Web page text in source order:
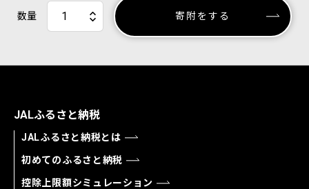
数量 寄附をする
JALふるさと納税
JALふるさと納税とは
初めてのふるさと納税
控除上限額シミュレーション